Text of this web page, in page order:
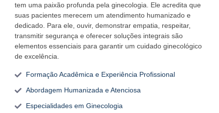
tem uma paixão profunda pela ginecologia. Ele acredita que
suas pacientes merecem um atendimento humanizado e
dedicado. Para ele, ouvir, demonstrar empatia, respeitar,
transmitir segurança e oferecer soluções integrais são
elementos essenciais para garantir um cuidado ginecológico
de excelência.
Formação Acadêmica e Experiência Profissional
Abordagem Humanizada e Atenciosa
Especialidades em Ginecologia